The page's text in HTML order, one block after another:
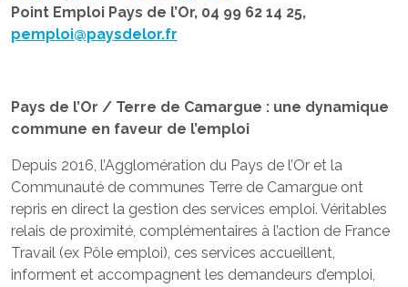
Point Emploi Pays de l’Or, 04 99 62 14 25,
pemploi@paysdelor.fr
Pays de l’Or / Terre de Camargue : une dynamique
commune en faveur de l’emploi
Depuis 2016, l’Agglomération du Pays de l’Or et la
Communauté de communes Terre de Camargue ont
repris en direct la gestion des services emploi. Véritables
relais de proximité, complémentaires à l’action de France
Travail (ex Pôle emploi), ces services accueillent,
informent et accompagnent les demandeurs d’emploi,